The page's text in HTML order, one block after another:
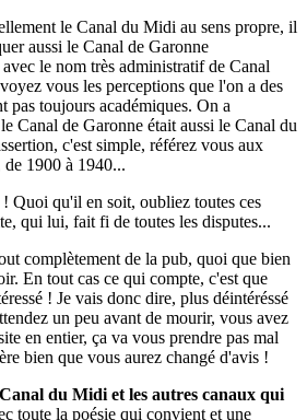
le Canal du Midi au sens propre, il
aussi le Canal de Garonne
le nom très administratif de Canal
vous les perceptions que l'on a des
pas toujours académiques. On a
Canal de Garonne était aussi le Canal du
c'est simple, référez vous aux
de 1900 à 1940...
Quoi qu'il en soit, oubliez toutes ces
qui lui, fait fi de toutes les disputes...
complètement de la pub, quoi que bien
En tout cas ce qui compte, c'est que
! Je vais donc dire, plus déintéréssé
un peu avant de mourir, vous avez
en entier, ça va vous prendre pas mal
bien que vous aurez changé d'avis !
du Midi et les autres canaux qui
toute la poésie qui convient et une